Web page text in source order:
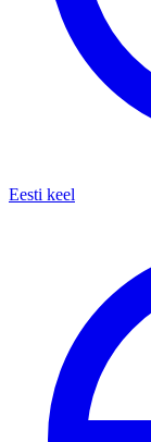
Eesti keel